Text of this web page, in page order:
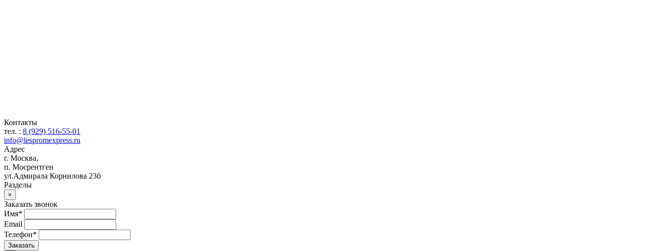
Контакты
тел. : 8 (929) 516-55-01
info@lespromexpress.ru
Адрес
г. Москва,
п. Мосрентген
ул.Адмирала Корнилова 23б
Разделы
×
Заказать звонок
Имя*
Email
Телефон*
Заказать